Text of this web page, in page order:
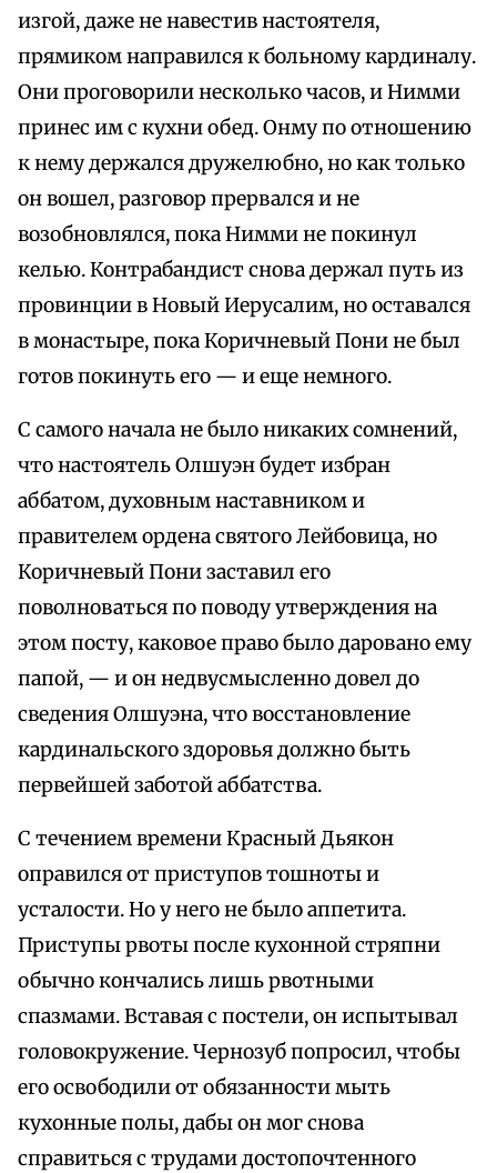
изгой, даже не навестив настоятеля,
прямиком направился к больному кардиналу.
Они проговорили несколько часов, и Нимми
принес им с кухни обед. Онму по отношению
к нему держался дружелюбно, но как только
он вошел, разговор прервался и не
возобновлялся, пока Нимми не покинул
келью. Контрабандист снова держал путь из
провинции в Новый Иерусалим, но оставался
в монастыре, пока Коричневый Пони не был
готов покинуть его — и еще немного.
С самого начала не было никаких сомнений,
что настоятель Олшуэн будет избран
аббатом, духовным наставником и
правителем ордена святого Лейбовица, но
Коричневый Пони заставил его
поволноваться по поводу утверждения на
этом посту, каковое право было даровано ему
папой, — и он недвусмысленно довел до
сведения Олшуэна, что восстановление
кардинальского здоровья должно быть
первейшей заботой аббатства.
С течением времени Красный Дьякон
оправился от приступов тошноты и
усталости. Но у него не было аппетита.
Приступы рвоты после кухонной стряпни
обычно кончались лишь рвотными
спазмами. Вставая с постели, он испытывал
головокружение. Чернозуб попросил, чтобы
его освободили от обязанности мыть
кухонные полы, дабы он мог снова
справиться с трудами достопочтенного